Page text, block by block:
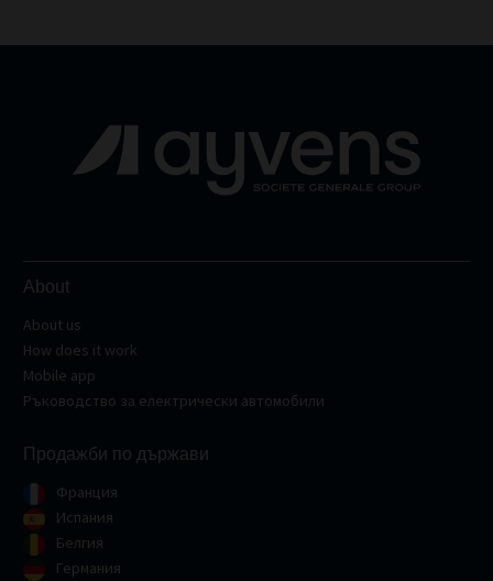
About
About us
How does it work
Mobile app
Ръководство за електрически автомобили
Продажби по държави
Франция
Испания
Белгия
Германия